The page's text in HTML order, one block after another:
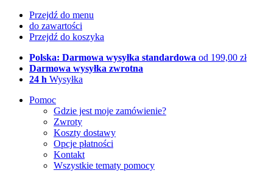
Przejdź do menu
do zawartości
Przejdź do koszyka
Polska: Darmowa wysyłka standardowa od 199,00 zł
Darmowa wysyłka zwrotna
24 h Wysyłka
Pomoc
Gdzie jest moje zamówienie?
Zwroty
Koszty dostawy
Opcje płatności
Kontakt
Wszystkie tematy pomocy